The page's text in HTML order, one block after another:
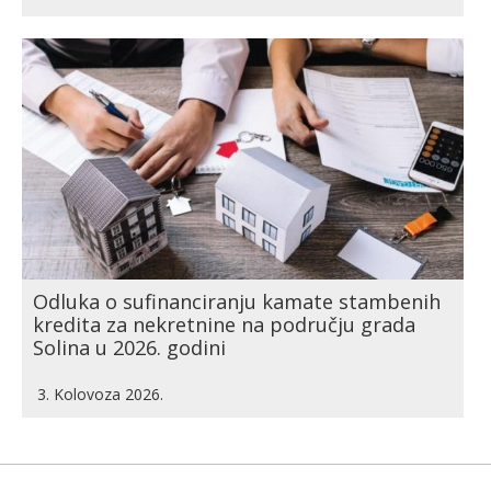
Odluka o sufinanciranju kamate stambenih
kredita za nekretnine na području grada
Solina u 2026. godini
3. Kolovoza 2026.